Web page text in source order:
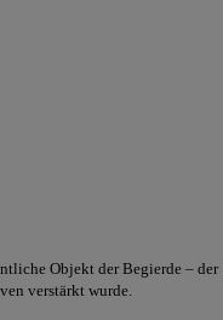
Objekt der Begierde –
verstärkt wurde.